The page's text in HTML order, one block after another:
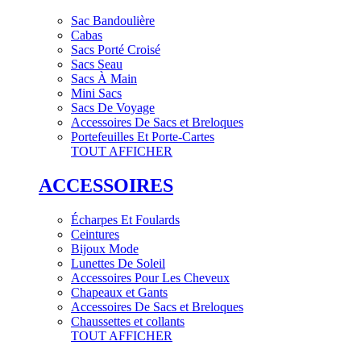
Sac Bandoulière
Cabas
Sacs Porté Croisé
Sacs Seau
Sacs À Main
Mini Sacs
Sacs De Voyage
Accessoires De Sacs et Breloques
Portefeuilles Et Porte-Cartes
TOUT AFFICHER
ACCESSOIRES
Écharpes Et Foulards
Ceintures
Bijoux Mode
Lunettes De Soleil
Accessoires Pour Les Cheveux
Chapeaux et Gants
Accessoires De Sacs et Breloques
Chaussettes et collants
TOUT AFFICHER